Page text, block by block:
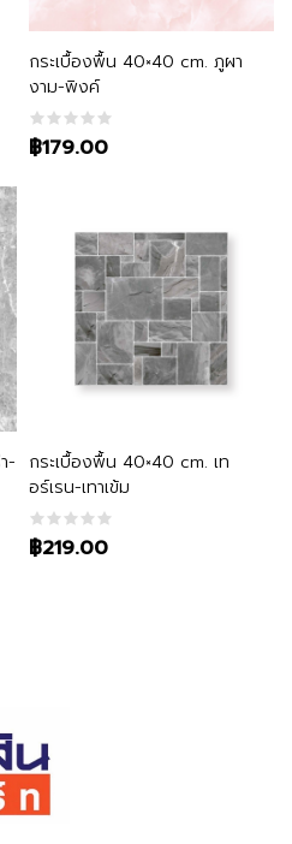
กระเบื้องพื้น 40×40 cm. ภูผา
งาม-พิงค์
฿179.00
อ่านเพิ่ม
-
กระเบื้องพื้น 40×40 cm. เท
อร์เรน-เทาเข้ม
฿219.00
หยิบใส่ตะกร้า